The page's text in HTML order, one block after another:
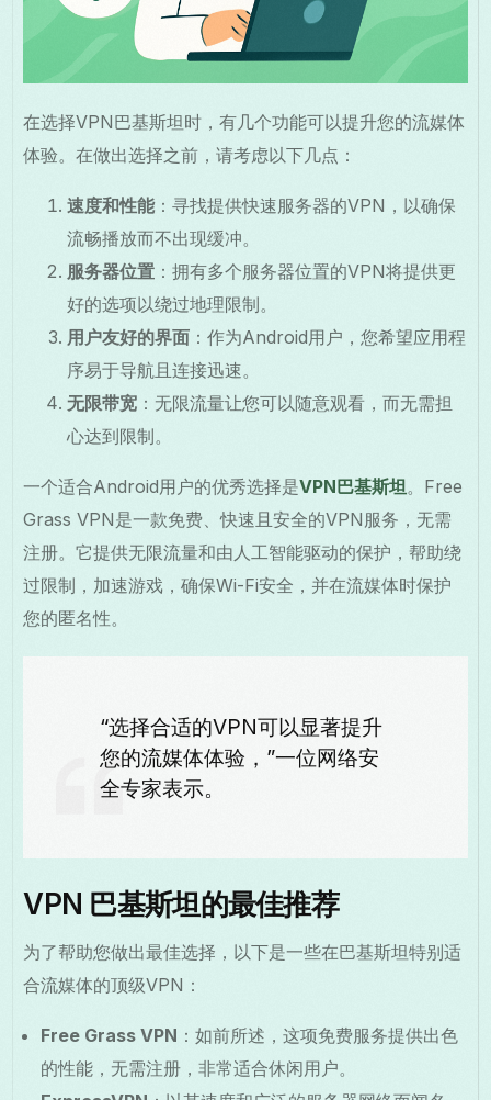
在选择VPN巴基斯坦时，有几个功能可以提升您的流媒体
体验。在做出选择之前，请考虑以下几点：
速度和性能：寻找提供快速服务器的VPN，以确保
流畅播放而不出现缓冲。
服务器位置 ：拥有多个服务器位置的VPN将提供更
好的选项以绕过地理限制。
用户友好的界面 ：作为Android用户，您希望应用程
序易于导航且连接迅速。
无限带宽 ：无限流量让您可以随意观看，而无需担
心达到限制。
一个适合Android用户的优秀选择是VPN巴基斯坦。Free
Grass VPN是一款免费、快速且安全的VPN服务，无需
注册。它提供无限流量和由人工智能驱动的保护，帮助绕
过限制，加速游戏，确保Wi-Fi安全，并在流媒体时保护
您的匿名性。
“选择合适的VPN可以显著提升
您的流媒体体验，”一位网络安
全专家表示。
VPN 巴基斯坦的最佳推荐
为了帮助您做出最佳选择，以下是一些在巴基斯坦特别适
合流媒体的顶级VPN：
Free Grass VPN ：如前所述，这项免费服务提供出色
的性能，无需注册，非常适合休闲用户。